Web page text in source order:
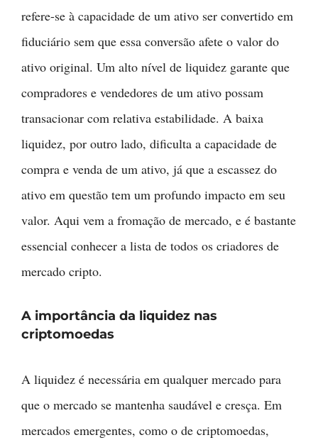
refere-se à capacidade de um ativo ser convertido em
fiduciário sem que essa conversão afete o valor do
ativo original. Um alto nível de liquidez garante que
compradores e vendedores de um ativo possam
transacionar com relativa estabilidade. A baixa
liquidez, por outro lado, dificulta a capacidade de
compra e venda de um ativo, já que a escassez do
ativo em questão tem um profundo impacto em seu
valor. Aqui vem a fromação de mercado, e é bastante
essencial conhecer a lista de todos os criadores de
mercado cripto.
A importância da liquidez nas
criptomoedas
A liquidez é necessária em qualquer mercado para
que o mercado se mantenha saudável e cresça. Em
mercados emergentes, como o de criptomoedas,